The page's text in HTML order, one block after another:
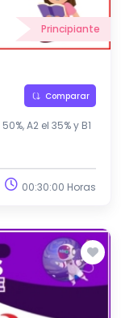
Principiante
Comparar
A2 el 35% y B1
00:30:00 Horas